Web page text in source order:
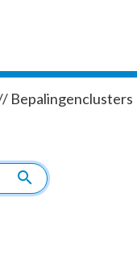
Bepalingenclusters
search